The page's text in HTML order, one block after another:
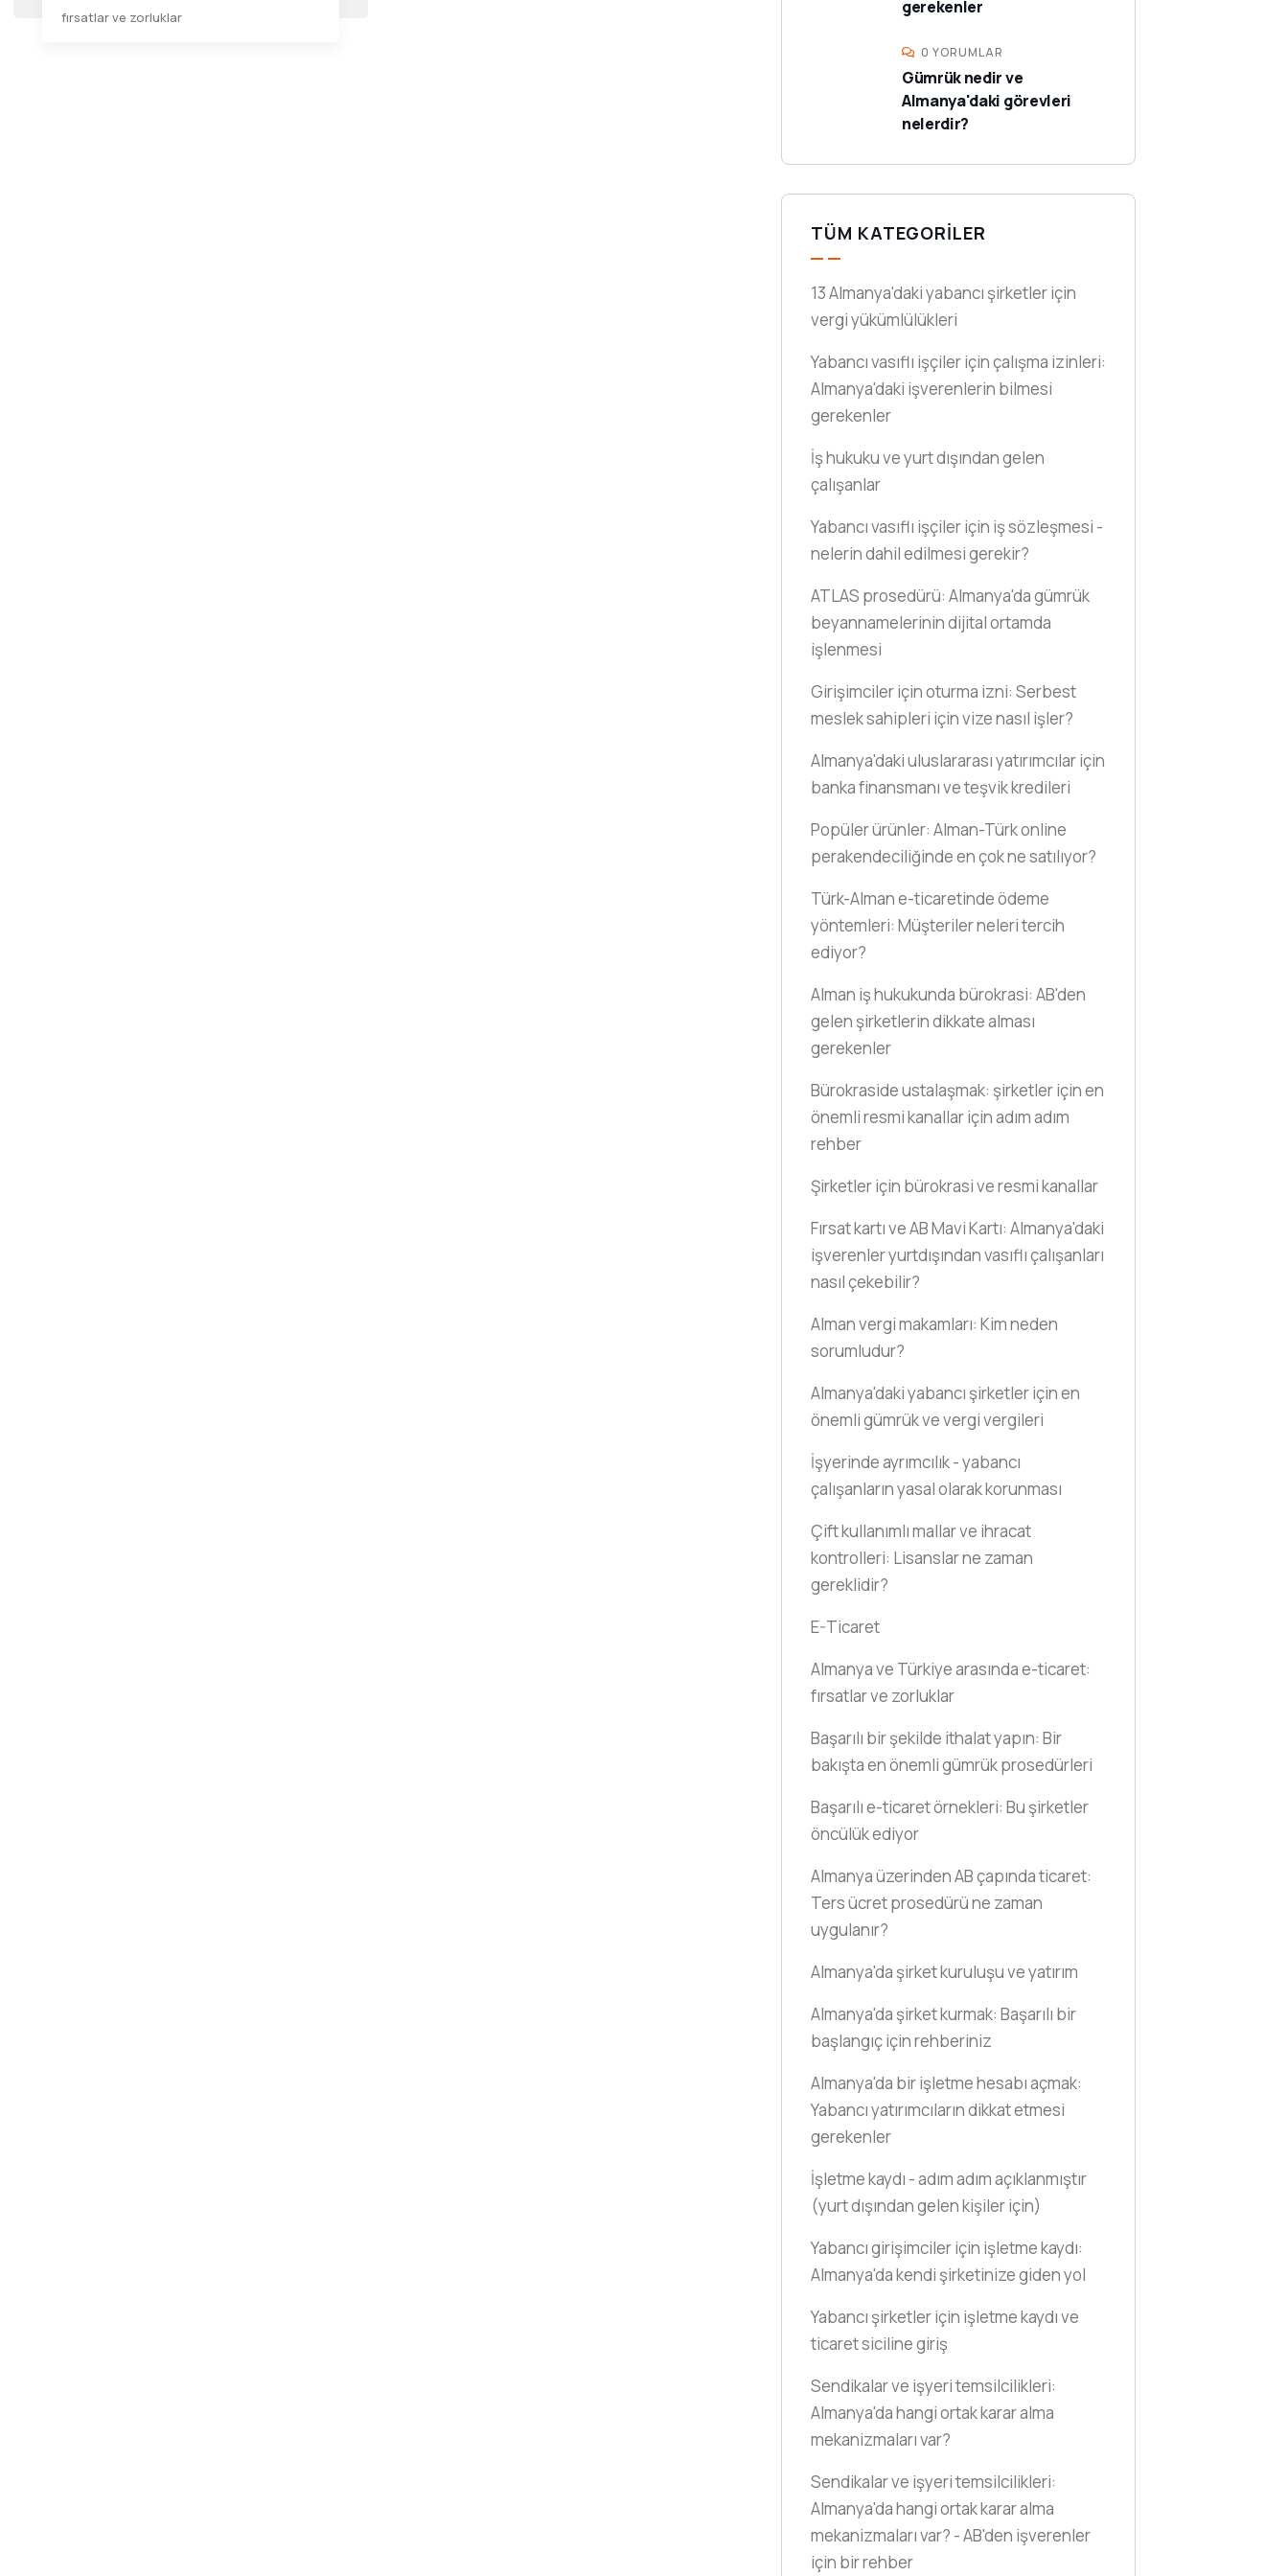
fırsatlar ve zorluklar gerekenler
0 YORUMLAR
Gümrük nedir ve
Almanya'daki görevleri
nelerdir?
TÜM KATEGORILER
13 Almanya'daki yabancı şirketler için
vergi yükümlülükleri
Yabancı vasıflı işçiler için çalışma izinleri:
Almanya'daki işverenlerin bilmesi
gerekenler
İş hukuku ve yurt dışından gelen
çalışanlar
Yabancı vasıflı işçiler için iş sözleşmesi -
nelerin dahil edilmesi gerekir?
ATLAS prosedürü: Almanya'da gümrük
beyannamelerinin dijital ortamda
işlenmesi
Girişimciler için oturma izni: Serbest
meslek sahipleri için vize nasıl işler?
Almanya'daki uluslararası yatırımcılar için
banka finansmanı ve teşvik kredileri
Popüler ürünler: Alman-Türk online
perakendeciliğinde en çok ne satılıyor?
Türk-Alman e-ticaretinde ödeme
yöntemleri: Müşteriler neleri tercih
ediyor?
Alman iş hukukunda bürokrasi: AB'den
gelen şirketlerin dikkate alması
gerekenler
Bürokraside ustalaşmak: şirketler için en
önemli resmi kanallar için adım adım
rehber
Şirketler için bürokrasi ve resmi kanallar
Fırsat kartı ve AB Mavi Kartı: Almanya'daki
işverenler yurtdışından vasıflı çalışanları
nasıl çekebilir?
Alman vergi makamları: Kim neden
sorumludur?
Almanya'daki yabancı şirketler için en
önemli gümrük ve vergi vergileri
İşyerinde ayrımcılık - yabancı
çalışanların yasal olarak korunması
Çift kullanımlı mallar ve ihracat
kontrolleri: Lisanslar ne zaman
gereklidir?
E-Ticaret
Almanya ve Türkiye arasında e-ticaret:
fırsatlar ve zorluklar
Başarılı bir şekilde ithalat yapın: Bir
bakışta en önemli gümrük prosedürleri
Başarılı e-ticaret örnekleri: Bu şirketler
öncülük ediyor
Almanya üzerinden AB çapında ticaret:
Ters ücret prosedürü ne zaman
uygulanır?
Almanya'da şirket kuruluşu ve yatırım
Almanya'da şirket kurmak: Başarılı bir
başlangıç için rehberiniz
Almanya'da bir işletme hesabı açmak:
Yabancı yatırımcıların dikkat etmesi
gerekenler
İşletme kaydı - adım adım açıklanmıştır
(yurt dışından gelen kişiler için)
Yabancı girişimciler için işletme kaydı:
Almanya'da kendi şirketinize giden yol
Yabancı şirketler için işletme kaydı ve
ticaret siciline giriş
Sendikalar ve işyeri temsilcilikleri:
Almanya'da hangi ortak karar alma
mekanizmaları var?
Sendikalar ve işyeri temsilcilikleri:
Almanya'da hangi ortak karar alma
mekanizmaları var? - AB'den işverenler
için bir rehber